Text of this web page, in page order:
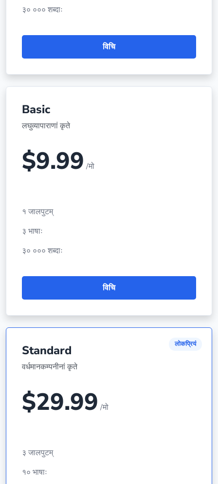
३० ००० शब्दाः
विचि
Basic
लघुव्यापाराणां कृते
$9.99 /मो
१ जालपुटम्
३ भाषाः
३० ००० शब्दाः
विचि
लोकप्रियं
Standard
वर्धमानकम्पनीनां कृते
$29.99 /मो
३ जालपुटम्
१० भाषाः